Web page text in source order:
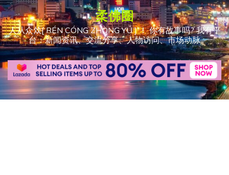
柔佛圈
人从众𠈌[ RÉN CÓNG ZHÒNG YÚ ] ！ 你有故事吗? 我有平
台：新闻资讯、交流分享、人物访问、市场动脉